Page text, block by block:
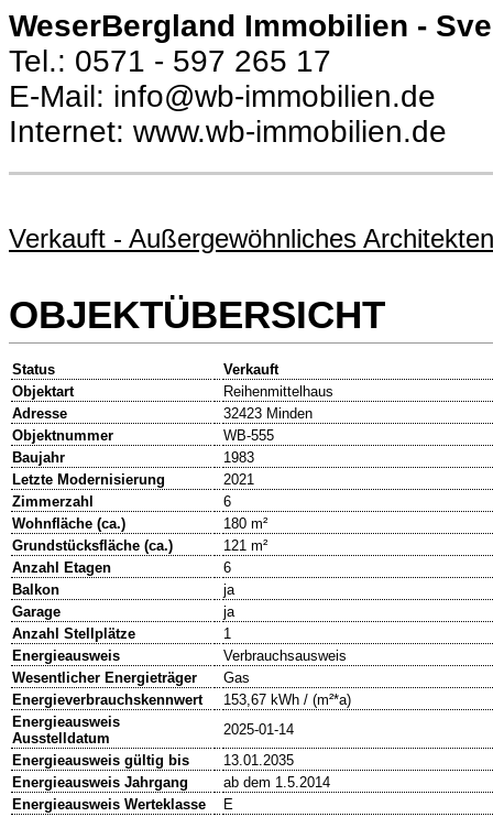
WeserBergland Immobilien -
Tel.: 0571 - 597 265 17
E-Mail: info@wb-immobilien.de
Internet: www.wb-immobilien.de
Verkauft - Außergewöhnliches
OBJEKTÜBERSICHT
Status
Verkauft
Objektart
Reihenmittelhaus
Adresse
32423 Minden
Objektnummer
WB-555
Baujahr
1983
Letzte Modernisierung
2021
Zimmerzahl
6
Wohnfläche (ca.)
180 m²
Grundstücksfläche (ca.)
121 m²
Anzahl Etagen
6
Balkon
ja
Garage
ja
Anzahl Stellplätze
1
Energieausweis
Verbrauchsausweis
Wesentlicher Energieträger
Gas
Energieverbrauchskennwert
153,67 kWh / (m²*a)
Energieausweis
Ausstelldatum
2025-01-14
Energieausweis gültig bis
13.01.2035
Energieausweis Jahrgang
ab dem 1.5.2014
Energieausweis Werteklasse
E